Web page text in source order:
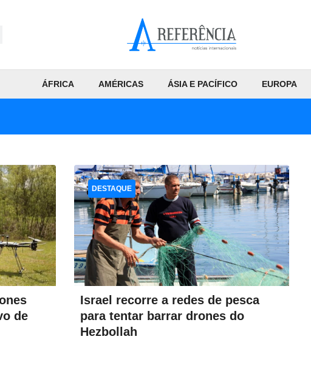
ÁFRICA AMÉRICAS ÁSIA E PACÍFICO EUROPA
de
Israel recorre a redes de pesca
para tentar barrar drones do
Hezbollah
DESTAQUE